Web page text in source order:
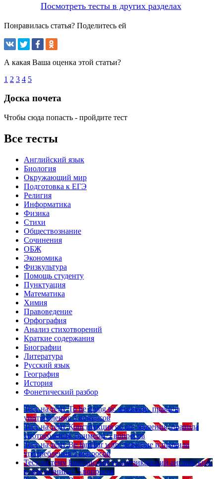
Посмотреть тесты в других разделах
Понравилась статья? Поделитесь ей
А какая Ваша оценка этой статьи?
1 2 3 4 5
Доска почета
Чтобы сюда попасть - пройдите тест
Все тесты
Английский язык
Биология
Окружающий мир
Подготовка к ЕГЭ
Религия
Информатика
Физика
Стихи
Обществознание
Сочинения
ОБЖ
Экономика
Физкультура
Помощь студенту
Пунктуация
Математика
Химия
Правоведение
Орфография
Анализ стихотворений
Краткие содержания
Биографии
Литература
Русский язык
География
История
Фонетический разбор
Тест на тему To be going to: значение, правила
употребления 5 вопросов
Тест на тему Конструкция go on: значения, правила
употребления, примеры 5 вопросов
Тест на тему Be familiar with: значение и правила
употребления 5 вопросов
Тест на тему Британский vs американский английский:
в чем разница? 5 вопросов